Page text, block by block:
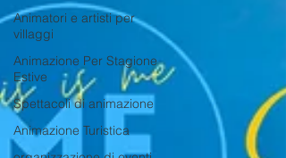
Animatori e artisti per
villaggi
Animazione Per Stagione
Estive
Spettacoli di animazione
Animazione Turistica